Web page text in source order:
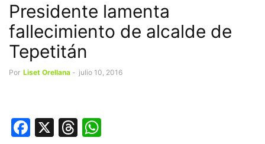
Presidente lamenta
fallecimiento de alcalde de
Tepetitán
Por Liset Orellana - julio 10, 2016
Facebook
X Threads